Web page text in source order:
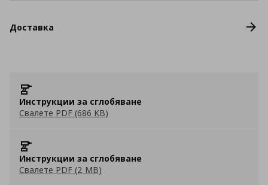
Доставка
Инструкции за сглобяване
Свалете PDF (686 KB)
Инструкции за сглобяване
Свалете PDF (2 MB)